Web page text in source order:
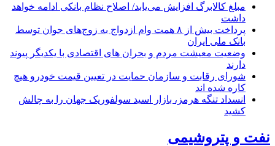
مبلغ کالابرگ افزایش می‌یابد/ اصلاح نظام بانکی ادامه خواهد
داشت
پرداخت بیش از ۸ همت وام ازدواج به زوج‌های جوان توسط
بانک ملی ایران
وضعیت معیشت مردم و بحران های اقتصادی با یکدیگر پیوند
دارند
شورای رقابت و سازمان حمایت در تعیین قیمت خودرو هیچ
کاره شده اند
انسداد تنگه هرمز، بازار اسید سولفوریک جهان را به چالش
کشید
نفت و پتروشیمی